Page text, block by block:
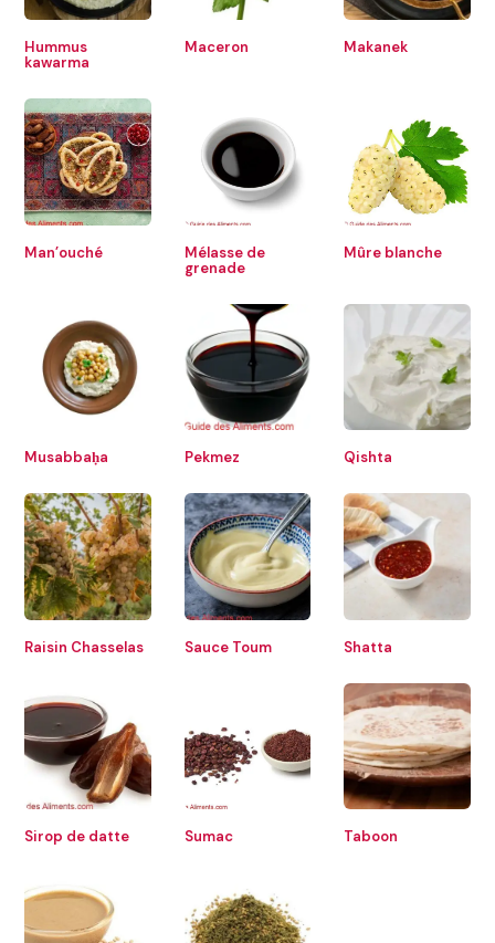
Hummus
kawarma
Maceron Makanek
Man’ouché
Mélasse de
grenade
Mûre blanche
Musabbaḥa Pekmez Qishta
Raisin Chasselas Sauce Toum Shatta
Sirop de datte Sumac Taboon